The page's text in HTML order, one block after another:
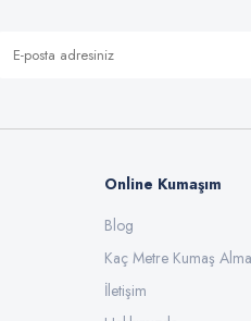
Gönder
Online Kumaşım
Blog
Kaç Metre Kumaş
İletişim